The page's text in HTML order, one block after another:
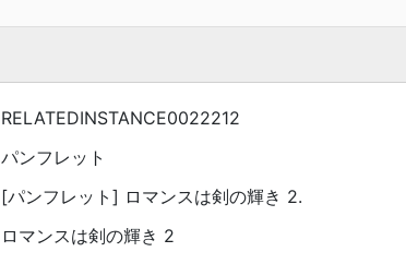
RELATEDINSTANCE0022212
パンフレット
[パンフレット] ロマンスは剣の輝き 2.
ロマンスは剣の輝き 2